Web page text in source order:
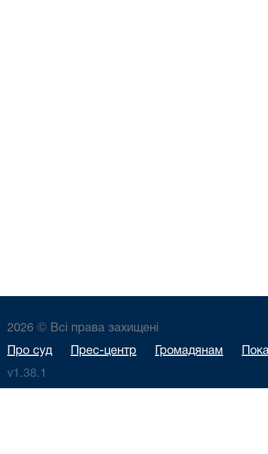
2026 © Всі права захищені
Про суд Прес-центр Громадянам
v1.38.1